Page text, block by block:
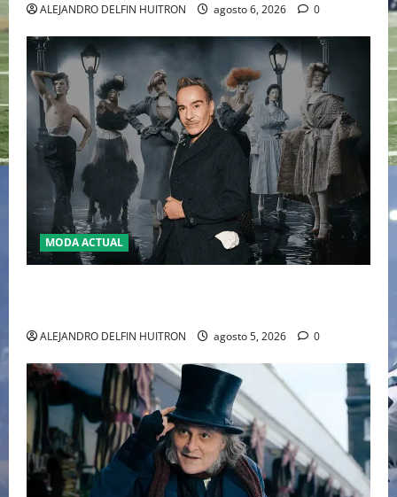
ALEJANDRO DELFIN HUITRON agosto 6, 2026 0
MODA ACTUAL
ALEJANDRO DELFIN HUITRON agosto 5, 2026 0